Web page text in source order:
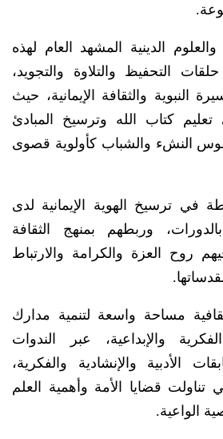
الدينية المشهد العام لهذه
التحفيظ والتلاوة والتجويد،
النبوية والثقافة الإيمانية، حيث
كتاب الله وترسيخ المبادئ
نفوس النشء والشباب كأولوية قصوى
في ترسيخ الهوية الإيمانية لدى
وربطهم بمنهج الثقافة
روح العزة والكرامة والارتباط
مساحة واسعة لتنمية مدارك
والإبداعية، عبر الندوات
الأدبية والإنشادية والفكرية،
تناولت قضايا الأمة وأهمية العلم
الواعية.